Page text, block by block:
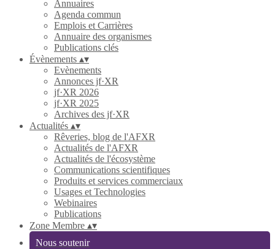
Annuaires
Agenda commun
Emplois et Carrières
Annuaire des organismes
Publications clés
Évènements ▴▾
Evènements
Annonces jf·XR
jf·XR 2026
jf·XR 2025
Archives des jf·XR
Actualités ▴▾
Rêveries, blog de l'AFXR
Actualités de l'AFXR
Actualités de l'écosystème
Communications scientifiques
Produits et services commerciaux
Usages et Technologies
Webinaires
Publications
Zone Membre ▴▾
Nous soutenir